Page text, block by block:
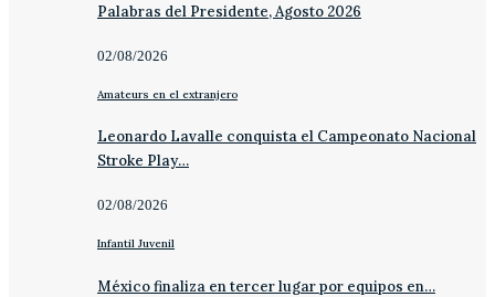
Palabras del Presidente, Agosto 2026
02/08/2026
Amateurs en el extranjero
Leonardo Lavalle conquista el Campeonato Nacional
Stroke Play…
02/08/2026
Infantil Juvenil
México finaliza en tercer lugar por equipos en…